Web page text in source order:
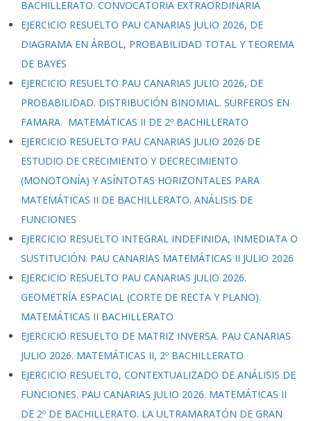
BACHILLERATO. CONVOCATORIA EXTRAORDINARIA
EJERCICIO RESUELTO PAU CANARIAS JULIO 2026, DE
DIAGRAMA EN ÁRBOL, PROBABILIDAD TOTAL Y TEOREMA
DE BAYES
EJERCICIO RESUELTO PAU CANARIAS JULIO 2026, DE
PROBABILIDAD. DISTRIBUCIÓN BINOMIAL. SURFEROS EN
FAMARA. MATEMÁTICAS II DE 2º BACHILLERATO
EJERCICIO RESUELTO PAU CANARIAS JULIO 2026 DE
ESTUDIO DE CRECIMIENTO Y DECRECIMIENTO
(MONOTONÍA) Y ASÍNTOTAS HORIZONTALES PARA
MATEMÁTICAS II DE BACHILLERATO. ANÁLISIS DE
FUNCIONES
EJERCICIO RESUELTO INTEGRAL INDEFINIDA, INMEDIATA O
SUSTITUCIÓN. PAU CANARIAS MATEMÁTICAS II JULIO 2026
EJERCICIO RESUELTO PAU CANARIAS JULIO 2026.
GEOMETRÍA ESPACIAL (CORTE DE RECTA Y PLANO).
MATEMÁTICAS II BACHILLERATO
EJERCICIO RESUELTO DE MATRIZ INVERSA. PAU CANARIAS
JULIO 2026. MATEMÁTICAS II, 2º BACHILLERATO
EJERCICIO RESUELTO, CONTEXTUALIZADO DE ANÁLISIS DE
FUNCIONES. PAU CANARIAS JULIO 2026. MATEMÁTICAS II
DE 2º DE BACHILLERATO. LA ULTRAMARATÓN DE GRAN